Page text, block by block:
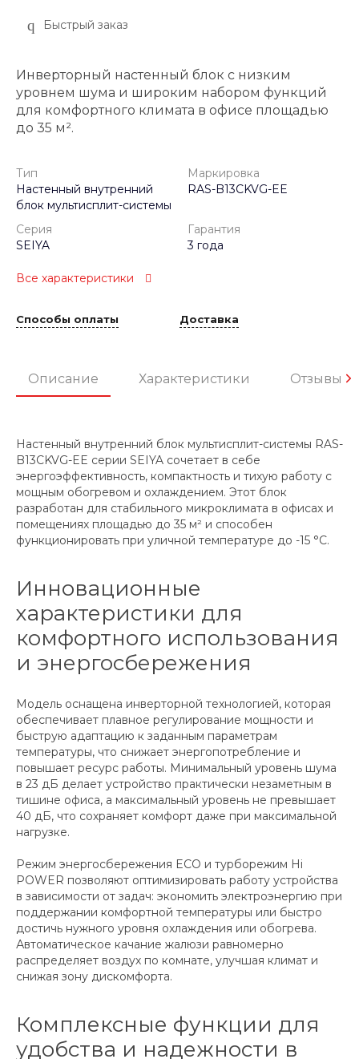
Быстрый заказ
Инверторный настенный блок с низким
уровнем шума и широким набором функций
для комфортного климата в офисе площадью
до 35 м².
Тип
Настенный внутренний
блок мультисплит-системы
Маркировка
RAS-B13CKVG-EE
Серия
SEIYA
Гарантия
3 года
Все характеристики
Способы оплаты Доставка
Описание Характеристики Отзывы
Настенный внутренний блок мультисплит-системы RAS-
B13CKVG-EE серии SEIYA сочетает в себе
энергоэффективность, компактность и тихую работу с
мощным обогревом и охлаждением. Этот блок
разработан для стабильного микроклимата в офисах и
помещениях площадью до 35 м² и способен
функционировать при уличной температуре до -15 °C.
Инновационные
характеристики для
комфортного использования
и энергосбережения
Модель оснащена инверторной технологией, которая
обеспечивает плавное регулирование мощности и
быструю адаптацию к заданным параметрам
температуры, что снижает энергопотребление и
повышает ресурс работы. Минимальный уровень шума
в 23 дБ делает устройство практически незаметным в
тишине офиса, а максимальный уровень не превышает
40 дБ, что сохраняет комфорт даже при максимальной
нагрузке.
Режим энергосбережения ECO и турборежим Hi
POWER позволяют оптимизировать работу устройства
в зависимости от задач: экономить электроэнергию при
поддержании комфортной температуры или быстро
достичь нужного уровня охлаждения или обогрева.
Автоматическое качание жалюзи равномерно
распределяет воздух по комнате, улучшая климат и
снижая зону дискомфорта.
Комплексные функции для
удобства и надежности в